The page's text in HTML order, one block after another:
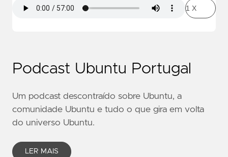
Podcast Ubuntu Portugal
Um podcast descontraído sobre Ubuntu, a
comunidade Ubuntu e tudo o que gira em volta
do universo Ubuntu.
LER MAIS